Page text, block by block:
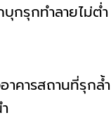
กรุกทำลายไม่ต่ำ
คารสถานที่รุกล้ำ